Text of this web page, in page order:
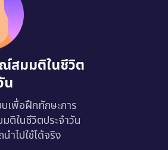
สมมติในชีวิต
น
เพื่อฝึกทักษะการ
ติในชีวิตประจำวัน
ำไปใช้ได้จริง